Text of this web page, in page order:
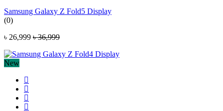
Samsung Galaxy Z Fold5 Display
(0)
৳ 26,999 ৳ 36,999
New